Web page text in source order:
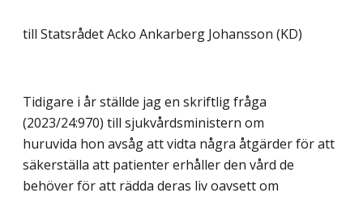
till Statsrådet Acko Ankarberg Johansson (KD)
Tidigare i år ställde jag en skriftlig fråga
(2023/24:970) till sjukvårdsministern om
huruvida hon avsåg att vidta några åtgärder för att
säkerställa att patienter erhåller den vård de
behöver för att rädda deras liv oavsett om